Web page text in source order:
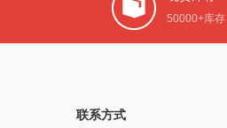
50000+库存
联系方式